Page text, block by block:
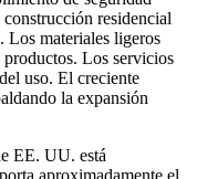
residencial
Los materiales ligeros
productos. Los servicios
uso. El creciente
la expansión
EE. UU. está